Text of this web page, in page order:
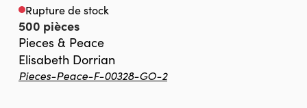
Rupture de stock
500 pièces
Pieces & Peace
Elisabeth Dorrian
Pieces-Peace-F-00328-GO-2